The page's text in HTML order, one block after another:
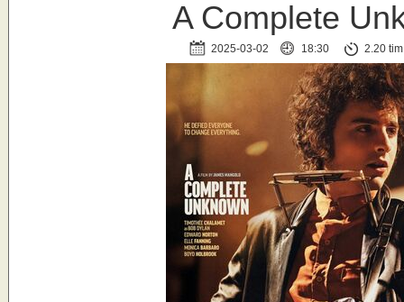
A Complete
2025-03-02 18:30 2.20 tim